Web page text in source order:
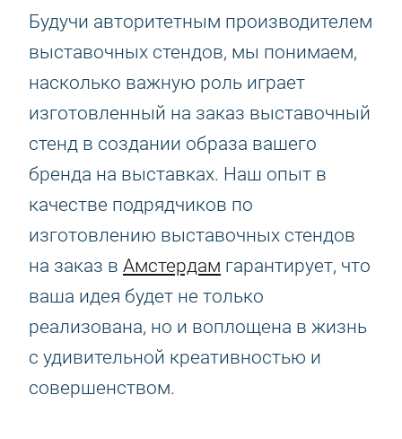
Будучи авторитетным производителем
выставочных стендов, мы понимаем,
насколько важную роль играет
изготовленный на заказ выставочный
стенд в создании образа вашего
бренда на выставках. Наш опыт в
качестве подрядчиков по
изготовлению выставочных стендов
на заказ в Амстердам гарантирует, что
ваша идея будет не только
реализована, но и воплощена в жизнь
с удивительной креативностью и
совершенством.